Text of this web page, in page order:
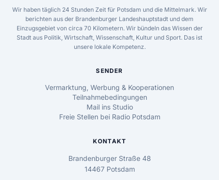
Wir haben täglich 24 Stunden Zeit für Potsdam und die Mittelmark. Wir
berichten aus der Brandenburger Landeshauptstadt und dem
Einzugsgebiet von circa 70 Kilometern. Wir bündeln das Wissen der
Stadt aus Politik, Wirtschaft, Wissenschaft, Kultur und Sport. Das ist
unsere lokale Kompetenz.
SENDER
Vermarktung, Werbung & Kooperationen
Teilnahmebedingungen
Mail ins Studio
Freie Stellen bei Radio Potsdam
KONTAKT
Brandenburger Straße 48
14467 Potsdam